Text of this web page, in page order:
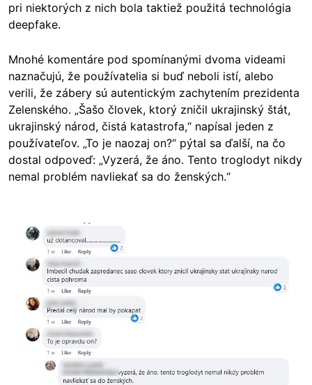
pri niektorých z nich bola taktiež použitá technológia
deepfake.
Mnohé komentáre pod spomínanými dvoma videami
naznačujú, že používatelia si buď neboli istí, alebo
verili, že zábery sú autentickým zachytením prezidenta
Zelenského. „Šašo človek, ktorý zničil ukrajinský štát,
ukrajinský národ, čistá katastrofa,“ napísal jeden z
používateľov. „To je naozaj on?“ pýtal sa ďalší, na čo
dostal odpoveď: „Vyzerá, že áno. Tento troglodyt nikdy
nemal problém navliekať sa do ženských.“
Image